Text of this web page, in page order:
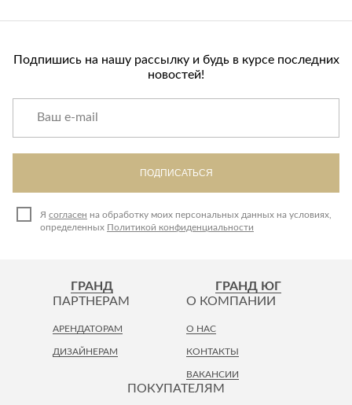
Подпишись на нашу рассылку и будь в курсе последних
новостей!
ПОДПИСАТЬСЯ
Я согласен на обработку моих персональных данных на условиях,
определенных Политикой конфиденциальности
ГРАНД ГРАНД ЮГ
ПОКУПАТЕЛЯМ
ПАРТНЕРАМ
АРЕНДАТОРАМ
ДИЗАЙНЕРАМ
О КОМПАНИИ
О НАС
КОНТАКТЫ
ВАКАНСИИ